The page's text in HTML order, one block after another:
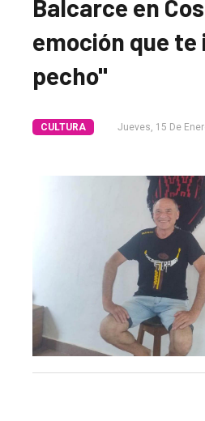
Balcarce en
emoción que te
pecho"
CULTURA Jueves, 15 De